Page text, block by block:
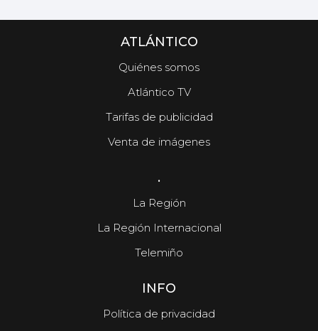
ATLÁNTICO
Quiénes somos
Atlántico TV
Tarifas de publicidad
Venta de imágenes
.
La Región
La Región Internacional
Telemiño
INFO
Política de privacidad